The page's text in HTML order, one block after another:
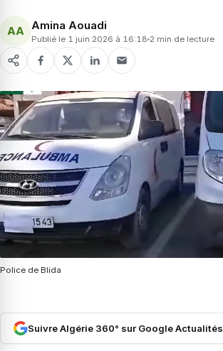
AA Amina Aouadi
Publié le 1 juin 2026 à 16:18 2 min de lecture
Police de Blida
Suivre Algérie 360° sur Google Actualités